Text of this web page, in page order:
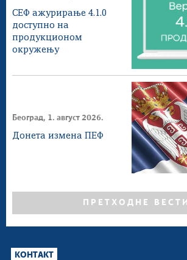
СЕФ ажурирање 4.1.0
доступнo на
продукционом
окружењу
Београд, 1. август 2026.
Донета измена ПЕФ
ПРЕТХОДНЕ ВЕСТИ
КОНТАКТ